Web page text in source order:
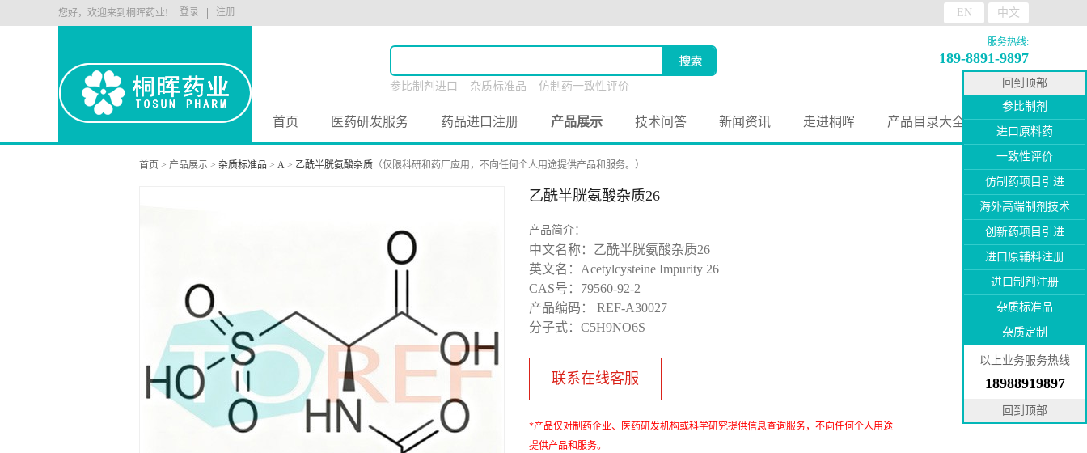
您好，欢迎来到桐晖药业! EN 中文
注册
登录
服务热线:
189-8891-9897
参比制剂进口 杂质标准品
仿制药一致性评价
首页 医药研发服务 药品进口注册 产品展示 技术问答 新闻资讯 走进桐晖 产品目录大全
首页 > 产品展示 > 杂质标准品 > A > 乙酰半胱氨酸杂质 （仅限科研和药厂应用，不向任何个人用途提供产品和服务。）
乙酰半胱氨酸杂质26
产品简介：
中文名称：乙酰半胱氨酸杂质26
英文名：Acetylcysteine Impurity 26
CAS号：79560-92-2
产品编码： REF-A30027
分子式：C5H9NO6S
联系在线客服
*产品仅对制药企业、医药研发机构或科学研究提供信息查询服务，不向任何个人用途
提供产品和服务。
回到顶部
参比制剂
进口原料药
一致性评价
仿制药项目引进
海外高端制剂技术
创新药项目引进
进口原辅料注册
进口制剂注册
杂质标准品
杂质定制
以上业务服务热线
18988919897
回到顶部